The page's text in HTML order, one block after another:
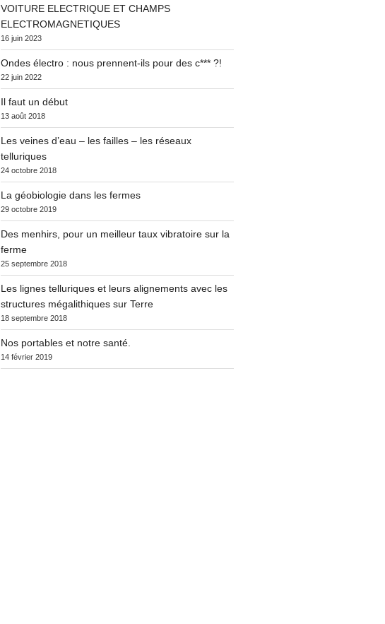
VOITURE ELECTRIQUE ET CHAMPS
ELECTROMAGNETIQUES
16 juin 2023
Ondes électro : nous prennent-ils pour des c*** ?!
22 juin 2022
Il faut un début
13 août 2018
Les veines d’eau – les failles – les réseaux
telluriques
24 octobre 2018
La géobiologie dans les fermes
29 octobre 2019
Des menhirs, pour un meilleur taux vibratoire sur la
ferme
25 septembre 2018
Les lignes telluriques et leurs alignements avec les
structures mégalithiques sur Terre
18 septembre 2018
Nos portables et notre santé.
14 février 2019